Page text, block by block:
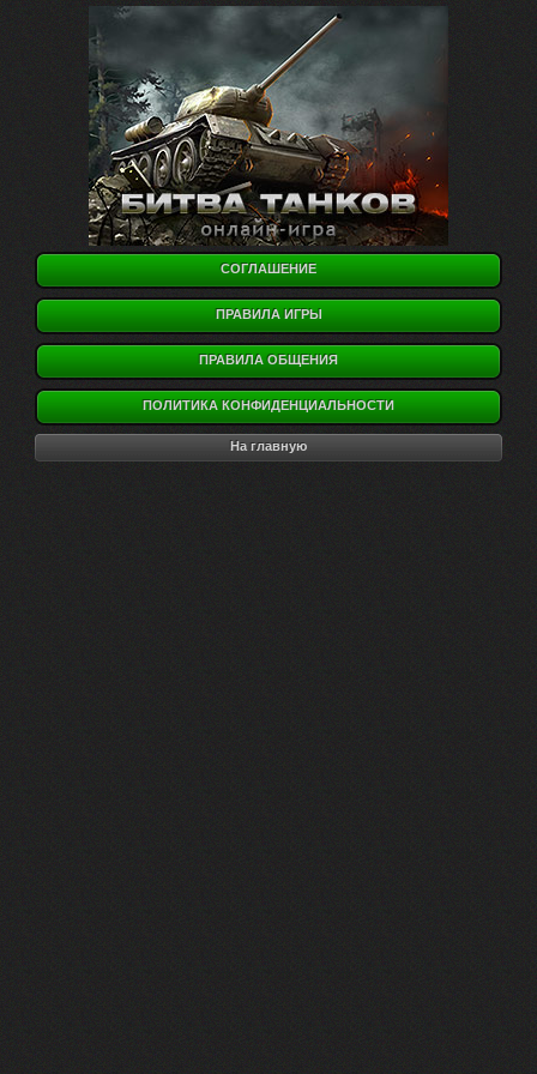
СОГЛАШЕНИЕ
ПРАВИЛА ИГРЫ
ПРАВИЛА ОБЩЕНИЯ
ПОЛИТИКА КОНФИДЕНЦИАЛЬНОСТИ
На главную